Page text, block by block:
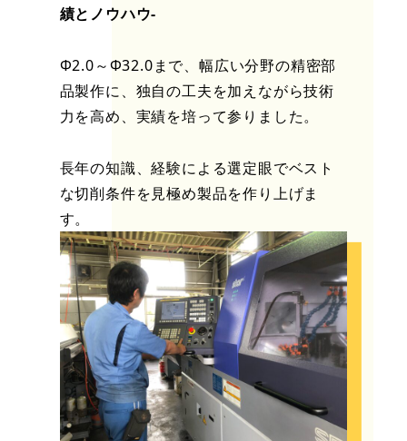
績とノウハウ-
Φ2.0～Φ32.0まで、幅広い分野の精密部
品製作に、独自の工夫を加えながら技術
力を高め、実績を培って参りました。
長年の知識、経験による選定眼でベスト
な切削条件を見極め製品を作り上げま
す。